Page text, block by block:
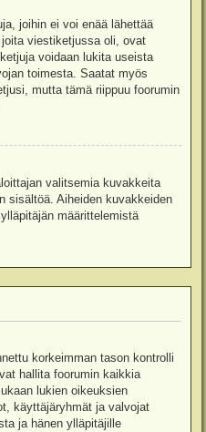
joihin ei voi enää lähettää
viestiketjussa oli, ovat
voidaan lukita useista
toimesta. Saatat myös
mutta tämä riippuu foorumin
valitsemia kuvakkeita
sisältöä. Aiheiden kuvakkeiden
määrittelemistä
korkeimman tason kontrolli
hallita foorumin kaikkia
lukien oikeuksien
käyttäjäryhmät ja valvojat
ja hänen ylläpitäjille